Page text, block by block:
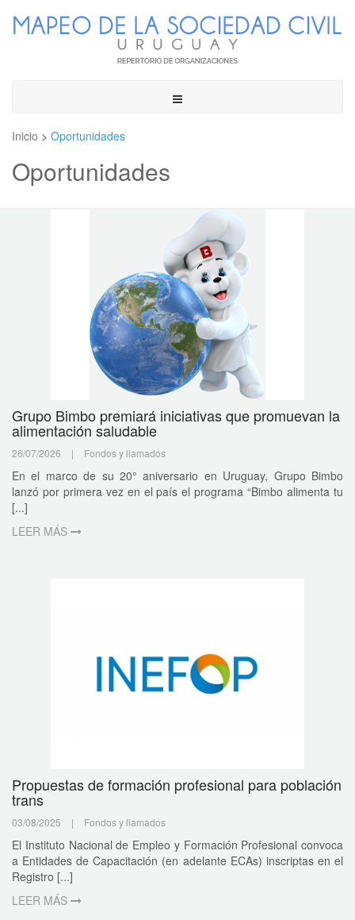
Toggle
Inicio > Oportunidades
Oportunidades
Grupo Bimbo premiará iniciativas que promuevan la
alimentación saludable
26/07/2026 | Fondos y llamados
En el marco de su 20° aniversario en Uruguay, Grupo Bimbo
lanzó por primera vez en el país el programa “Bimbo alimenta tu
[...]
LEER MÁS
Propuestas de formación profesional para población
trans
03/08/2025 | Fondos y llamados
El Instituto Nacional de Empleo y Formación Profesional convoca
a Entidades de Capacitación (en adelante ECAs) inscriptas en el
Registro [...]
LEER MÁS